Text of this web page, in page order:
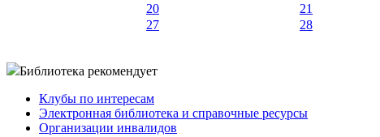
20
21
27
28
Библиотека рекомендует
Клубы по интересам
Электронная библиотека и справочные ресурсы
Организации инвалидов